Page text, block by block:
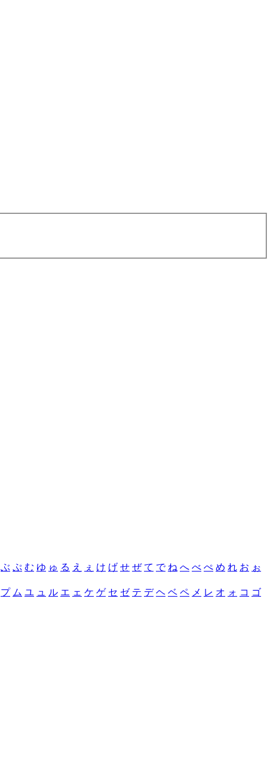
ぶ ぷ む ゆ ゅ る え ぇ け げ せ ぜ て で ね へ べ ぺ め れ お ぉ
プ ム ユ ュ ル エ ェ ケ ゲ セ ゼ テ デ ヘ ベ ペ メ レ オ ォ コ ゴ